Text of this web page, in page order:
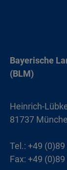
Bayerische
(BLM)
Heinrich-
81737
Tel.: +49
Fax: +49